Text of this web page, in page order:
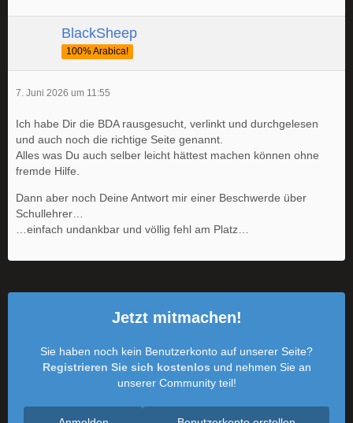
BlackSheep
100% Arabica!
7. Juni 2026 um 11:55
Ich habe Dir die BDA rausgesucht, verlinkt und durchgelesen
und auch noch die richtige Seite genannt.
Alles was Du auch selber leicht hättest machen können ohne
fremde Hilfe.
Dann aber noch Deine Antwort mir einer Beschwerde über
Schullehrer…
…einfach undankbar und völlig fehl am Platz…
Jetzt mitmachen!
Sie haben noch kein Benutzerkonto auf unserer Seite?
Registrieren Sie sich kostenlos und nehmen Sie an
unserer Community teil!